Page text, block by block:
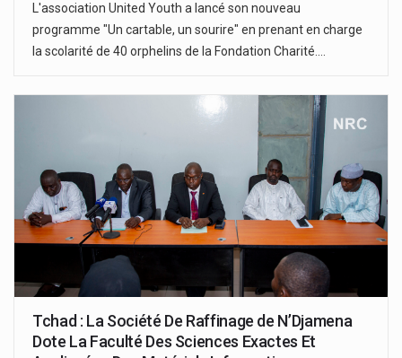
L'association United Youth a lancé son nouveau
programme "Un cartable, un sourire" en prenant en charge
la scolarité de 40 orphelins de la Fondation Charité.…
Tchad : La Société De Raffinage de N’Djamena
Dote La Faculté Des Sciences Exactes Et